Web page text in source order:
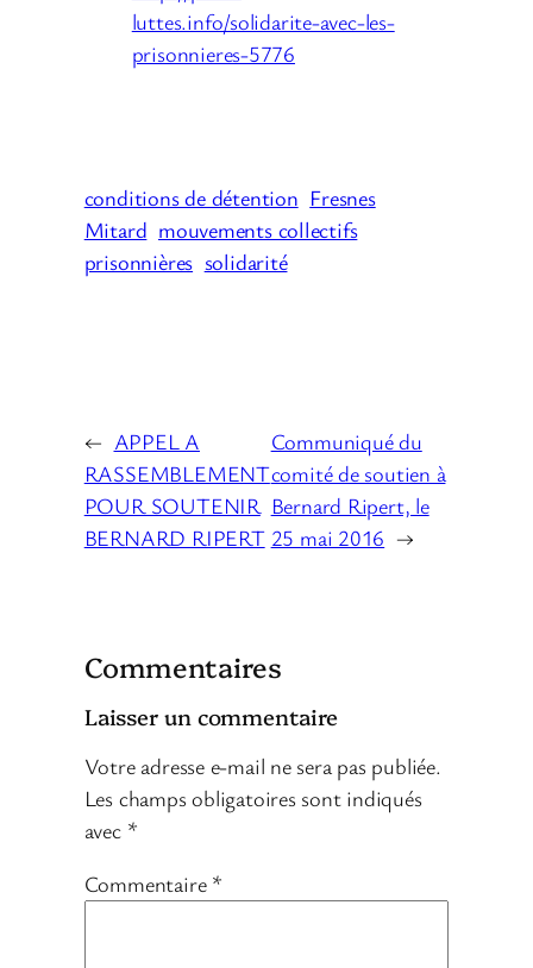
luttes.info/solidarite-avec-les-
prisonnieres-5776
conditions de détention Fresnes
Mitard mouvements collectifs
prisonnières solidarité
← APPEL A
RASSEMBLEMENT
POUR SOUTENIR
BERNARD RIPERT
Communiqué du
comité de soutien à
Bernard Ripert, le
25 mai 2016 →
Commentaires
Laisser un commentaire
Votre adresse e-mail ne sera pas publiée.
Les champs obligatoires sont indiqués
avec *
Commentaire *